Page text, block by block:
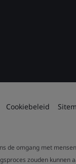
Cookiebeleid
de omgang met
zouden kunnen